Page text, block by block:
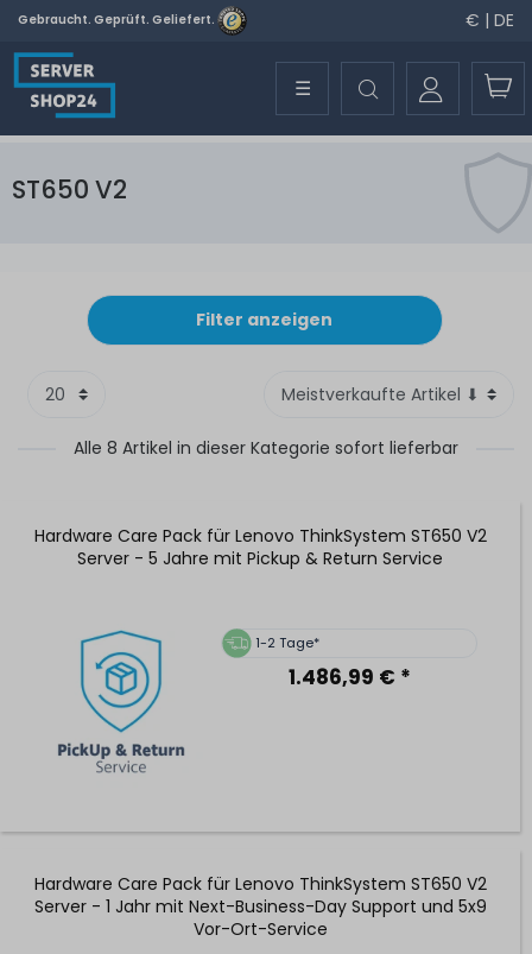
Gebraucht. Geprüft. Geliefert. € | DE
☰
ST650 V2
Filter anzeigen
Alle 8 Artikel in dieser Kategorie sofort lieferbar
Hardware Care Pack für Lenovo ThinkSystem ST650 V2
Server - 5 Jahre mit Pickup & Return Service
1-2 Tage*
1.486,99 € *
Hardware Care Pack für Lenovo ThinkSystem ST650 V2
Server - 1 Jahr mit Next-Business-Day Support und 5x9
Vor-Ort-Service